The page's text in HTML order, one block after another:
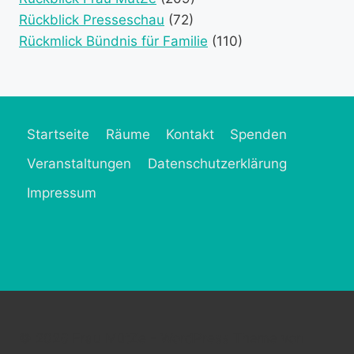
Rückblick Presseschau (72)
Rückmlick Bündnis für Familie (110)
Startseite Räume Kontakt
Spenden
Veranstaltungen
Datenschutzerklärung
Impressum